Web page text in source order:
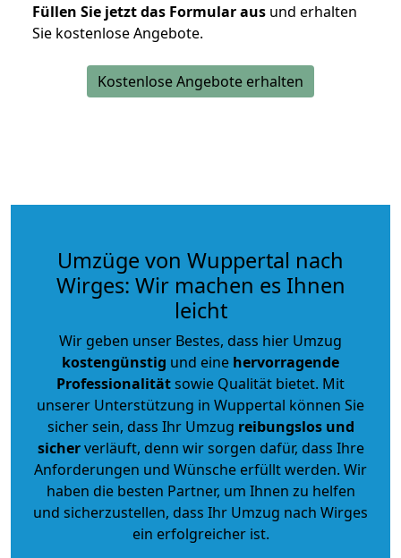
Füllen Sie jetzt das Formular aus und erhalten
Sie kostenlose Angebote.
Kostenlose Angebote erhalten
Umzüge von Wuppertal nach
Wirges: Wir machen es Ihnen
leicht
Wir geben unser Bestes, dass hier Umzug
kostengünstig und eine hervorragende
Professionalitätsowie Qualität bietet. Mit
unserer Unterstützung in Wuppertal können Sie
sicher sein, dass Ihr Umzug reibungslos und
sicherverläuft, denn wir sorgen dafür, dass Ihre
Anforderungen und Wünsche erfüllt werden. Wir
haben die besten Partner, um Ihnen zu helfen
und sicherzustellen, dass Ihr Umzug nach Wirges
ein erfolgreicher ist.